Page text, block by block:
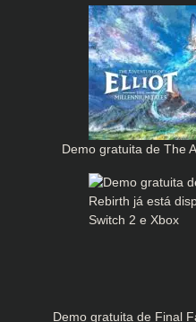
Demo gratuita de The
Demo gratuita de Final